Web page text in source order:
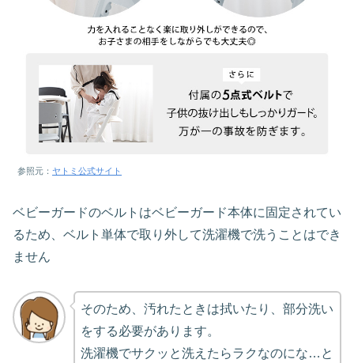
参照元： ヤトミ公式サイト
ベビーガードのベルトはベビーガード本体に固定されてい
るため、ベルト単体で取り外して洗濯機で洗うことはでき
ません
そのため、汚れたときは拭いたり、部分洗い
をする必要があります。
洗濯機でサクッと洗えたらラクなのにな…と